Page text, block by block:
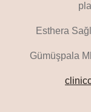
Esthera
Gümüşpala